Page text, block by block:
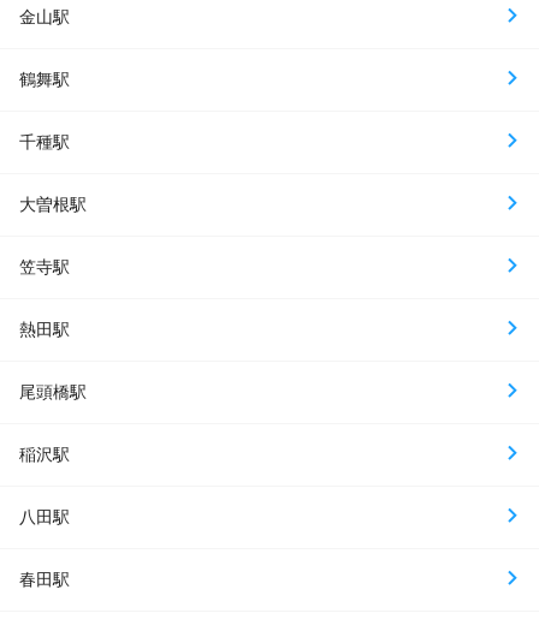
金山駅
鶴舞駅
千種駅
大曽根駅
笠寺駅
熱田駅
尾頭橋駅
稲沢駅
八田駅
春田駅